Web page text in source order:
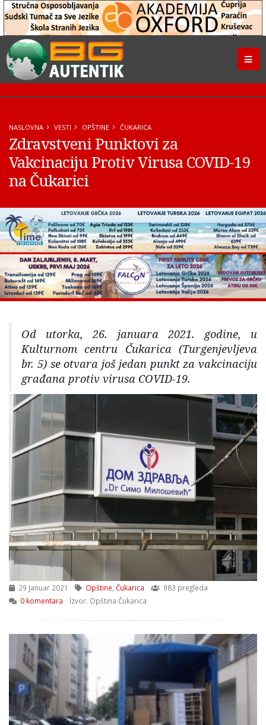
NASLOVNA VESTI OPŠTINE ČUKARICA
Zdravstveni Punktovi za
Vakcinaciju Protiv Virusa COVID-19
na Čukarici
Od utorka, 26. januara 2021. godine, u
Kulturnom centru Čukarica (Turgenjevljeva
br. 5) se otvara još jedan punkt za vakcinaciju
građana protiv virusa COVID-19.
29 Januar 2021 Opštine Čukarica
983 pregleda
0 komentara
Izvor: Opština Čukarica